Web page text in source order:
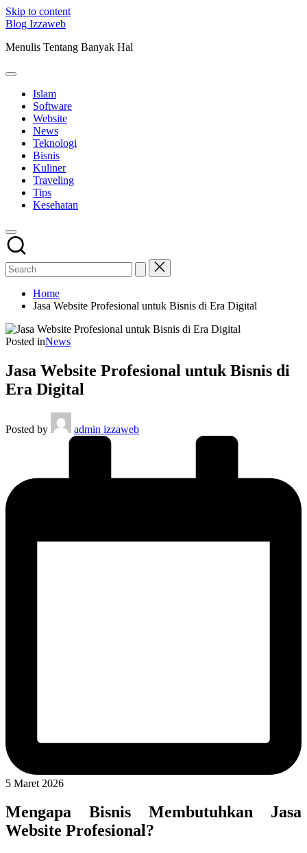
Skip to content
Blog Izzaweb
Menulis Tentang Banyak Hal
Islam
Software
Website
News
Teknologi
Bisnis
Kuliner
Traveling
Tips
Kesehatan
Home
Jasa Website Profesional untuk Bisnis di Era Digital
Posted inNews
Jasa Website Profesional untuk Bisnis di
Era Digital
Posted by admin izzaweb
5 Maret 2026
Mengapa Bisnis Membutuhkan Jasa
Website Profesional?